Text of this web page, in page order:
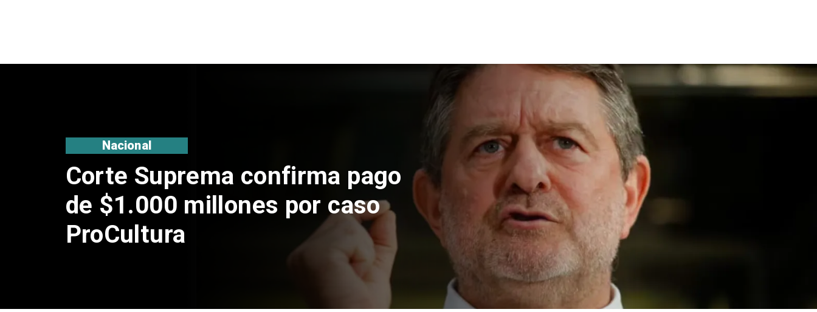
Codelco suspende construcción
de Andes Norte en El Teniente
por riesgos sísmicos
Nacional